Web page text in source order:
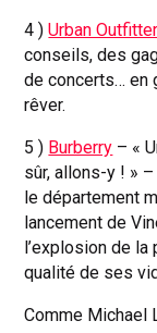
4 )Urban
conseils, des
de concerts… en
rêver.
5 ) Burberry – «
sûr, allons-y ! »
le département
lancement de
l’explosion de
qualité de ses
Comme Michael